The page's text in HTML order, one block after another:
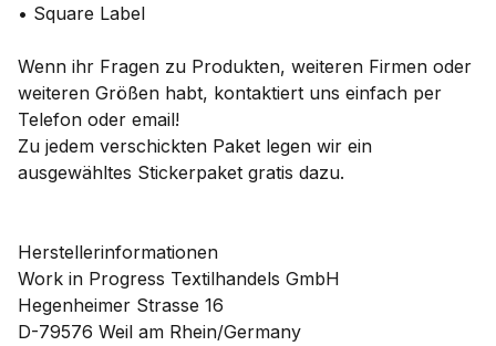
• Square Label
Wenn ihr Fragen zu Produkten, weiteren Firmen oder
weiteren Größen habt, kontaktiert uns einfach per
Telefon oder email!
Zu jedem verschickten Paket legen wir ein
ausgewähltes Stickerpaket gratis dazu.
Herstellerinformationen
Work in Progress Textilhandels GmbH
Hegenheimer Strasse 16
D-79576 Weil am Rhein/Germany